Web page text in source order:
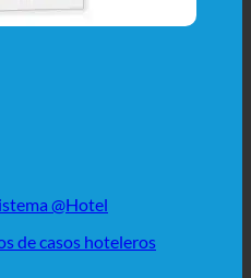
@Hotel
de casos hoteleros